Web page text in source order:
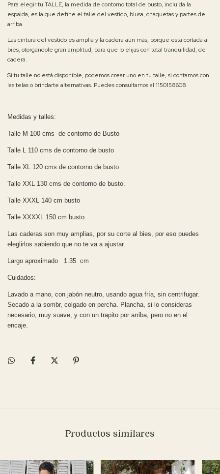
Para elegir tu TALLE, la medida de contorno total de busto, incluida la
espalda, es la que define el talle del vestido, blusa, chaquetas y partes de
arriba.
Las cintura del vestido es amplia y la cadera aún más, porque esta cortada al
bies, otorgándole gran amplitud, para que lo elijas con total tranquilidad, de
cadera.
Si tu talle no está disponible, podemos crear uno en tu talle, si contamos con
las telas o brindarte alternativas. Puedes consultarnos al 1150158608.
Medidas y talles:
Talle M 100 cms de contorno de Busto
Talle L 110 cms de contorno de busto
Talle XL 120 cms de contorno de busto
Talle XXL 130 cms de contorno de busto.
Talle XXXL 140 cm busto
Talle XXXXL 150 cm busto.
Las caderas son muy amplias, por su corte al bies, por eso puedes
eleglirlos sabiendo que no te va a ajustar.
Largo aproximado 1.35 cm
Cuidados:
Lavado a mano, con jabón neutro, usando agua fría, sin centrifugar.
Secado a la sombr, colgado en percha. Plancha, si lo consideras
necesario, muy suave, y con un trapito por arriba, pero no en el
encaje.
Productos similares